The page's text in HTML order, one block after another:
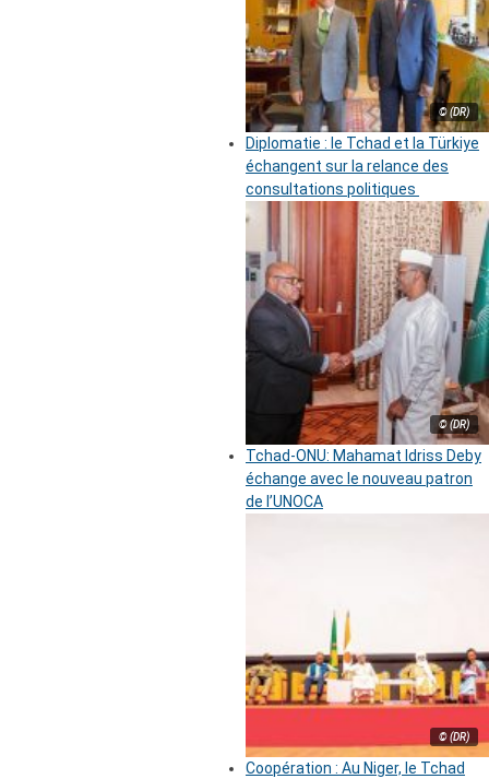
© (DR)
Diplomatie : le Tchad et la Türkiye
échangent sur la relance des
consultations politiques
© (DR)
Tchad-ONU: Mahamat Idriss Deby
échange avec le nouveau patron
de l’UNOCA
© (DR)
Coopération : Au Niger, le Tchad